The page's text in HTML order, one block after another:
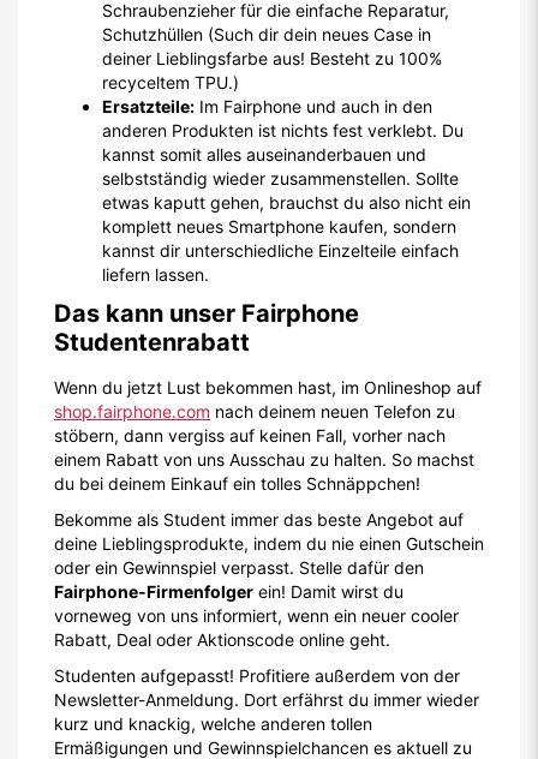
Schraubenzieher für die einfache Reparatur,
Schutzhüllen (Such dir dein neues Case in
deiner Lieblingsfarbe aus! Besteht zu 100%
recyceltem TPU.)
Ersatzteile: Im Fairphone und auch in den
anderen Produkten ist nichts fest verklebt. Du
kannst somit alles auseinanderbauen und
selbstständig wieder zusammenstellen. Sollte
etwas kaputt gehen, brauchst du also nicht ein
komplett neues Smartphone kaufen, sondern
kannst dir unterschiedliche Einzelteile einfach
liefern lassen.
Das kann unser Fairphone
Studentenrabatt
Wenn du jetzt Lust bekommen hast, im Onlineshop auf
shop.fairphone.com nach deinem neuen Telefon zu
stöbern, dann vergiss auf keinen Fall, vorher nach
einem Rabatt von uns Ausschau zu halten. So machst
du bei deinem Einkauf ein tolles Schnäppchen!
Bekomme als Student immer das beste Angebot auf
deine Lieblingsprodukte, indem du nie einen Gutschein
oder ein Gewinnspiel verpasst. Stelle dafür den
Fairphone-Firmenfolger ein! Damit wirst du
vorneweg von uns informiert, wenn ein neuer cooler
Rabatt, Deal oder Aktionscode online geht.
Studenten aufgepasst! Profitiere außerdem von der
Newsletter-Anmeldung. Dort erfährst du immer wieder
kurz und knackig, welche anderen tollen
Ermäßigungen und Gewinnspielchancen es aktuell zu